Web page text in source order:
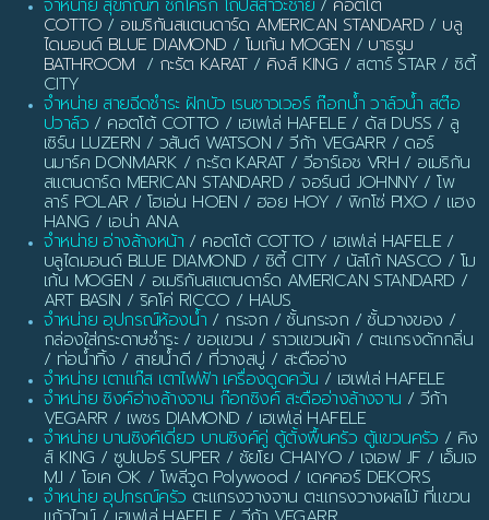
จำหน่าย สุขภัณฑ์ ชักโครก โถปัสสาวะชาย / คอตโต้
COTTO / อเมริกันสแตนดาร์ด AMERICAN STANDARD / บลู
ไดมอนด์ BLUE DIAMOND / โมเก้น MOGEN / บาธรูม
BATHROOM / กะรัต KARAT/ คิงส์ KING / สตาร์ STAR / ซิตี้
CITY
จำหน่าย สายฉีดชำระ ฝักบัว เรนชาวเวอร์ ก๊อกน้ำ วาล์วน้ำ สต๊อ
ปวาล์ว / คอตโต้ COTTO / เฮเฟเล่ HAFELE / ดัส DUSS / ลู
เซิร์น LUZERN / วสันต์ WATSON / วีก้า VEGARR / ดอร์
นมาร์ค DONMARK / กะรัต KARAT / วีอาร์เอช VRH / อเมริกัน
สแตนดาร์ด MERICAN STANDARD / จอร์นนี JOHNNY / โพ
ลาร์ POLAR / โฮเอ่น HOEN / ฮอย HOY / พิกโซ่ PIXO / แฮง
HANG / เอน่า ANA
จำหน่าย อ่างล้างหน้า / คอตโต้ COTTO / เฮเฟเล่ HAFELE /
บลูไดมอนด์ BLUE DIAMOND / ซิตี้ CITY / นัสโก้ NASCO / โม
เก้น MOGEN / อเมริกันสแตนดาร์ด AMERICAN STANDARD /
ART BASIN / ริคโค่ RICCO / HAUS
จำหน่าย อุปกรณ์ห้องน้ำ / กระจก / ชั้นกระจก / ชั้นวางของ /
กล่องใส่กระดาษชำระ / ขอแขวน / ราวแขวนผ้า / ตะแกรงดักกลิ่น
/ ท่อน้ำทิ้ง / สายน้ำดี / ที่วางสบู่ / สะดืออ่าง
จำหน่าย เตาแก๊ส เตาไฟฟ้า เครื่องดูดควัน / เฮเฟเล่ HAFELE
จำหน่าย ซิงค์อ่างล้างจาน ก๊อกซิงค์ สะดืออ่างล้างจาน / วีก้า
VEGARR / เพชร DIAMOND / เฮเฟเล่ HAFELE
จำหน่าย บานซิงค์เดี่ยว บานซิงค์คู่ ตู้ตั้งพื้นครัว ตู้แขวนครัว / คิง
ส์ KING / ซูปเปอร์ SUPER / ชัยโย CHAIYO / เจเอฟ JF / เอ็มเจ
MJ / โอเค OK / โพลีวูด Polywood / เดคคอร์ DEKORS
จำหน่าย อุปกรณ์ครัว ตะแกรงวางจาน ตะแกรงวางผลไม้ ที่แขวน